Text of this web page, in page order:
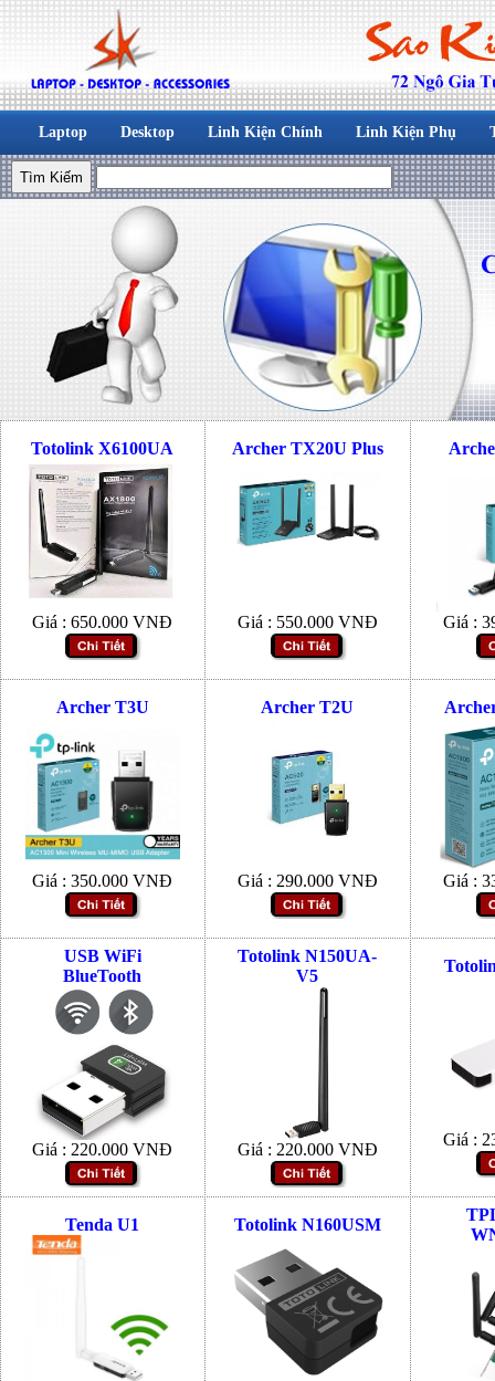
Laptop Desktop Linh Kiện Chính Linh Kiện Phụ
Totolink X6100UA
Giá :650.000 VNĐ
Archer TX20U Plus
Giá : 550.000 VNĐ Giá :
Archer T3U
Giá :350.000 VNĐ
Archer T2U
Giá : 290.000 VNĐ Giá :
USB WiFi
BlueTooth
Giá : 220.000 VNĐ
Totolink N150UA-
V5
Giá : 220.000 VNĐ
Giá :
Tenda U1 Totolink N160USM